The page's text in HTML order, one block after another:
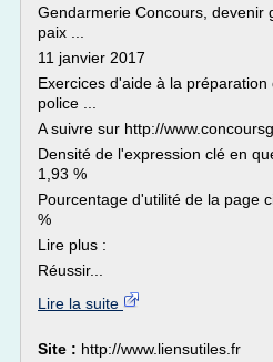
Gendarmerie Concours, devenir
paix ...
11 janvier 2017
Exercices d'aide à la
police ...
A suivre sur http://
Densité de l'expression clé en
1,93 %
Pourcentage d'utilité de la page
%
Lire plus :
Réussir...
Lire la suite
Site : http://www.liensutiles.fr